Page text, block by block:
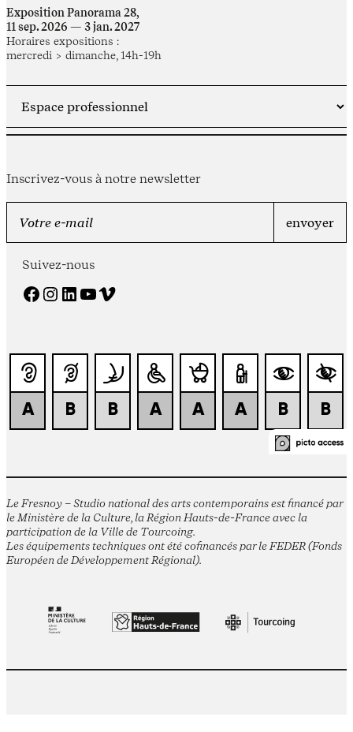
Exposition Panorama 28,
11 sep. 2026 — 3 jan. 2027
Horaires expositions :
mercredi > dimanche, 14h-19h
Inscrivez-vous à notre newsletter
Suivez-nous
Facebook Instagram LinkedIn YouTube Vimeo
Le Fresnoy – Studio national des arts contemporains est financé par
le Ministère de la Culture, la Région Hauts-de-France avec la
participation de la Ville de Tourcoing.
Les équipements techniques ont été cofinancés par le FEDER (Fonds
Européen de Développement Régional).